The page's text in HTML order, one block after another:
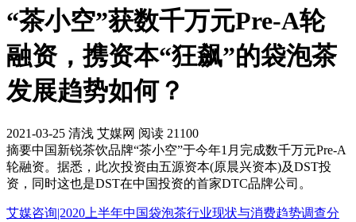
“茶小空”获数千万元Pre-A轮
融资，携资本“狂飙”的袋泡茶
发展趋势如何？
2021-03-25 清浅 艾媒网 阅读 21100
摘要中国新锐茶饮品牌“茶小空”于今年1月完成数千万元Pre-A
轮融资。据悉，此次投资由五源资本(原晨兴资本)及DST投
资，同时这也是DST在中国投资的首家DTC品牌公司。
艾媒咨询|2020上半年中国袋泡茶行业现状与消费趋势调查分